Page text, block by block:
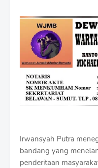
Irwansyah Putra
bandang yang
penderitaan